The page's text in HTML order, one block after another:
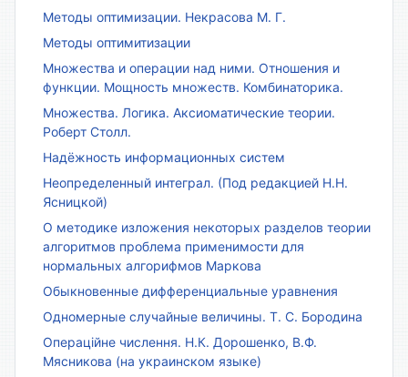
Методы оптимизации. Некрасова М. Г.
Методы оптимитизации
Множества и операции над ними. Отношения и
функции. Мощность множеств. Комбинаторика.
Множества. Логика. Аксиоматические теории.
Роберт Столл.
Надёжность информационных систем
Неопределенный интеграл. (Под редакцией Н.Н.
Ясницкой)
О методике изложения некоторых разделов теории
алгоритмов проблема применимости для
нормальных алгорифмов Маркова
Обыкновенные дифференциальные уравнения
Одномерные случайные величины. Т. С. Бородина
Операційне числення. Н.К. Дорошенко, В.Ф.
Мясникова (на украинском языке)